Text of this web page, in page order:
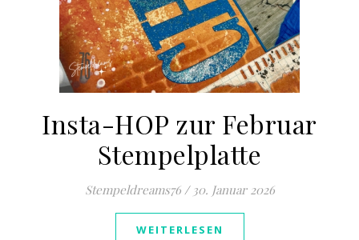
Insta-HOP zur Februar
Stempelplatte
Stempeldreams76 / 30. Januar 2026
WEITERLESEN